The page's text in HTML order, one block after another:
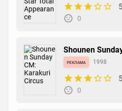
0
Shounen
реклама 1998
0